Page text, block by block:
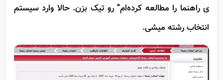
1402» کلیک کن و بعد قسمت ” اطلاعیه ها و من دفترچه
ی راهنما را مطالعه کرده‌ام” رو تیک بزن. حالا وارد سیستم
انتخاب رشته میشی.